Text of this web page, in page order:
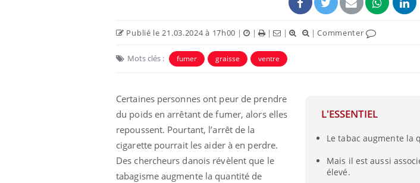
Publié le 21.03.2024 à 17h00 | | | | |Commenter
Mots clés : fumer graisse ventre
L'ESSENTIEL
Le tabac augmente la
Mais il est aussi
élevé.
Certaines personnes ont peur de prendre
du poids en arrêtant de fumer, alors elles
repoussent. Pourtant, l’arrêt de la
cigarette pourrait les aider à en perdre.
Des chercheurs danois révèlent que le
tabagisme augmente la quantité de
Eczéma Chronique des Mains :
expliquer ma maladieYoutube
Il y a des sujets qui sont faciles à aborder...
d'autres non ! D'un côté, poser des
questions sur la maladie d'un proche c'est
Youtube
Carence en fer : comprendre pour
prévenir Youtube
Fatigue, irritabilité, brouillard mental ou
même alopécie… Les symptômes de la
carence en fer sont multiples ce qui la
...